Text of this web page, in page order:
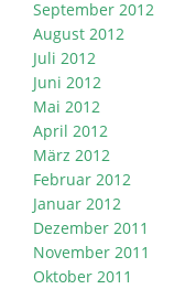
September 2012
August 2012
Juli 2012
Juni 2012
Mai 2012
April 2012
März 2012
Februar 2012
Januar 2012
Dezember 2011
November 2011
Oktober 2011